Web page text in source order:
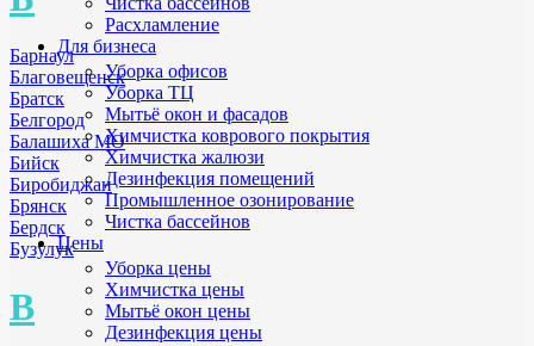
Барнаул
Благовещенск
Братск
Белгород
Балашиха МО
Бийск
Биробиджан
Брянск
Бердск
Бузулук
В
Расхламление
Для бизнеса
Уборка офисов
Уборка ТЦ
Мытьё окон и фасадов
Химчистка коврового покрытия
Химчистка жалюзи
Дезинфекция помещений
Промышленное озонирование
Чистка бассейнов
Цены
Уборка цены
Химчистка цены
Мытьё окон цены
Дезинфекция цены